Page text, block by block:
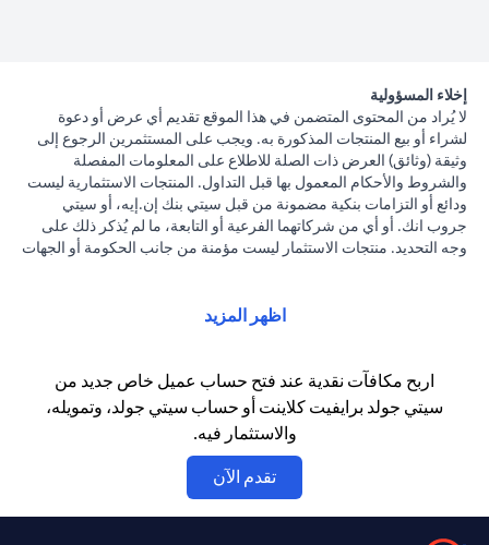
إخلاء المسؤولية
لا يُراد من المحتوى المتضمن في هذا الموقع تقديم أي عرض أو دعوة
لشراء أو بيع المنتجات المذكورة به. ويجب على المستثمرين الرجوع إلى
وثيقة (وثائق) العرض ذات الصلة للاطلاع على المعلومات المفصلة
والشروط والأحكام المعمول بها قبل التداول. المنتجات الاستثمارية ليست
ودائع أو التزامات بنكية مضمونة من قبل سيتي بنك إن.إيه، أو سيتي
جروب انك. أو أي من شركاتهما الفرعية أو التابعة، ما لم يُذكر ذلك على
وجه التحديد. منتجات الاستثمار ليست مؤمنة من جانب الحكومة أو الجهات
السابق لمنتجات الاستثمار ليس مؤشرا على النتائج المستقبلية، بمعنى أن
محلية) على دراية بمخاطر تقلبات أسعار الصرف التي قد تتسبب في
خسارة رأس المال عند تحويل العملة الأجنبية إلى العملة المحلية
للمستثمرين. لا تتوفر منتجات الاستثمار والخزينة للأشخاص الأمريكيين.
تخضع جميع الطلبات المتعلقة بمنتجات الاستثمار والخزينة لشروط وأحكام
منتجات الاستثمار والخزينة الفردية. يدرك العميل أنه يقع على عاتقه
السعي للحصول على مشورة قانونية و/أو ضريبية للوقوف على التبعات
اظهر المزيد
اربح مكافآت نقدية عند فتح حساب عميل خاص جديد من
سيتي جولد برايفيت كلاينت أو حساب سيتي جولد، وتمويله،
والاستثمار فيه.
تقدم الآن